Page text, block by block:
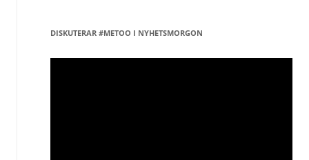
DISKUTERAR #METOO I NYHETSMORGON
Videospelare